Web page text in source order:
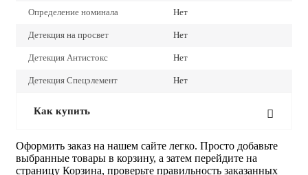
Определение номинала Нет
Детекция на просвет Нет
Детекция Антистокс Нет
Детекция Спецэлемент Нет
Как купить
Оформить заказ на нашем сайте легко. Просто добавьте
выбранные товары в корзину, а затем перейдите на
страницу Корзина, проверьте правильность заказанных